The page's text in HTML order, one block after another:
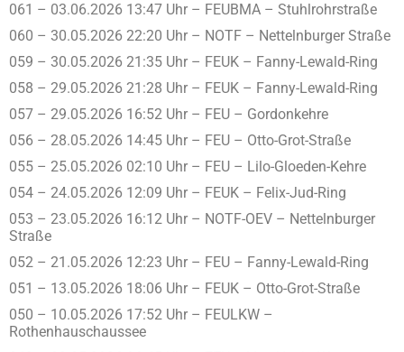
061 – 03.06.2026 13:47 Uhr – FEUBMA – Stuhlrohrstraße
060 – 30.05.2026 22:20 Uhr – NOTF – Nettelnburger Straße
059 – 30.05.2026 21:35 Uhr – FEUK – Fanny-Lewald-Ring
058 – 29.05.2026 21:28 Uhr – FEUK – Fanny-Lewald-Ring
057 – 29.05.2026 16:52 Uhr – FEU – Gordonkehre
056 – 28.05.2026 14:45 Uhr – FEU – Otto-Grot-Straße
055 – 25.05.2026 02:10 Uhr – FEU – Lilo-Gloeden-Kehre
054 – 24.05.2026 12:09 Uhr – FEUK – Felix-Jud-Ring
053 – 23.05.2026 16:12 Uhr – NOTF-OEV – Nettelnburger
Straße
052 – 21.05.2026 12:23 Uhr – FEU – Fanny-Lewald-Ring
051 – 13.05.2026 18:06 Uhr – FEUK – Otto-Grot-Straße
050 – 10.05.2026 17:52 Uhr – FEULKW –
Rothenhauschaussee